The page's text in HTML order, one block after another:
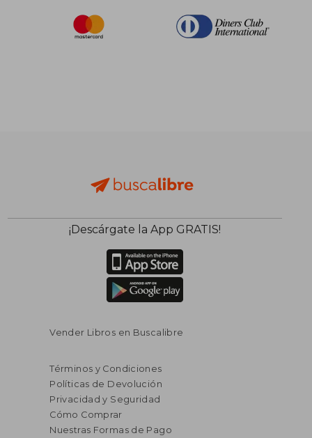
¡Descárgate la App GRATIS!
Vender Libros en Buscalibre
Términos y Condiciones
Políticas de Devolución
Privacidad y Seguridad
Cómo Comprar
Nuestras Formas de Pago